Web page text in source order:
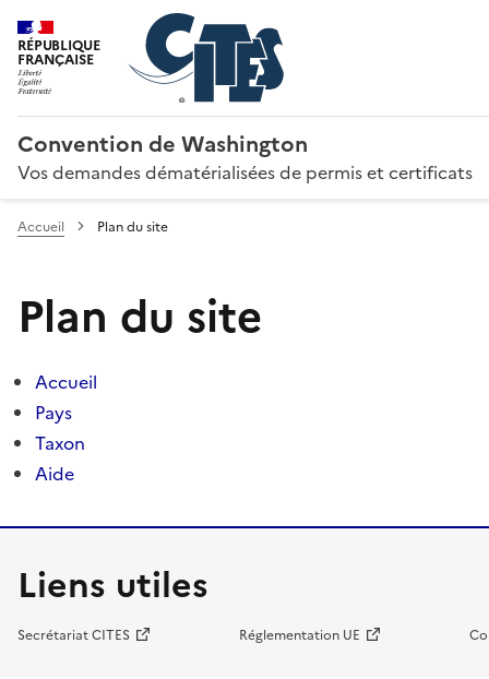
RÉPUBLIQUE
FRANÇAISE
Convention de Washington
Vos demandes dématérialisées de permis et certificats
Accueil Plan du site
Plan du site
Accueil
Pays
Taxon
Aide
Liens utiles
Secrétariat CITES Réglementation UE